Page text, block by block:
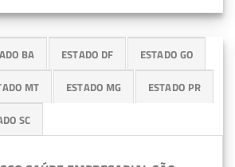
BA ESTADO DF ESTADO GO
MT ESTADO MG ESTADO PR
SC